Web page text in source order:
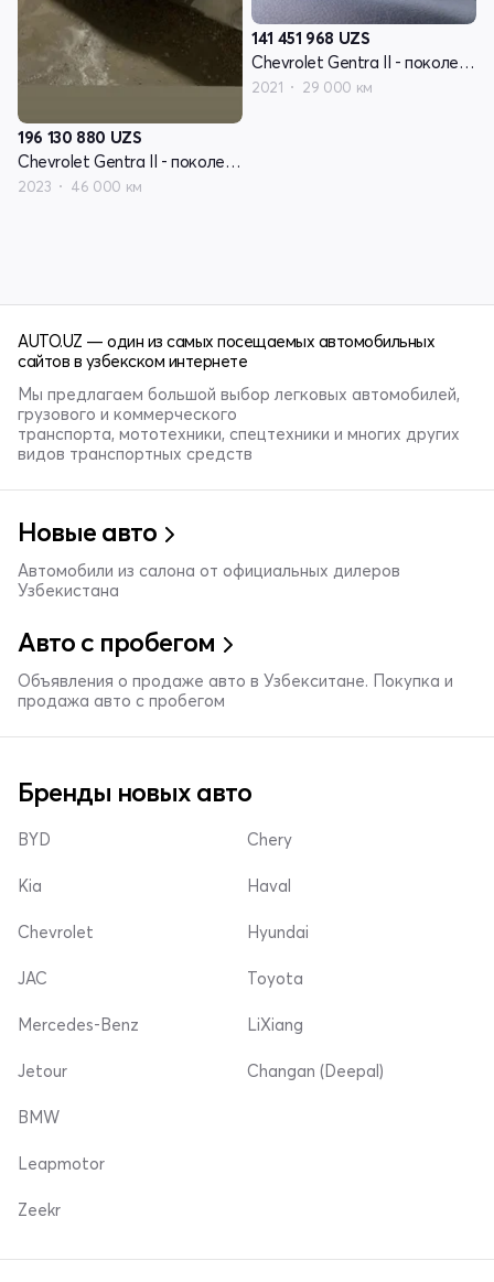
196 130 880 UZS
Chevrolet Gentra II - поколение
2023 46 000 км
141 451 968 UZS
Chevrolet Gentra II - поколение
2021 29 000 км
AUTO.UZ — один из самых посещаемых автомобильных
сайтов в узбекском интернете
Мы предлагаем большой выбор легковых автомобилей,
грузового и коммерческого
транспорта, мототехники, спецтехники и многих других
видов транспортных средств
Новые авто
Автомобили из салона от официальных дилеров
Узбекистана
Авто с пробегом
Объявления о продаже авто в Узбекситане. Покупка и
продажа авто с пробегом
Бренды новых авто
BYD
Kia
Chevrolet
Chery
Haval
Hyundai
JAC
Mercedes-Benz
Jetour
Toyota
LiXiang
Changan (Deepal)
BMW
Leapmotor
Zeekr